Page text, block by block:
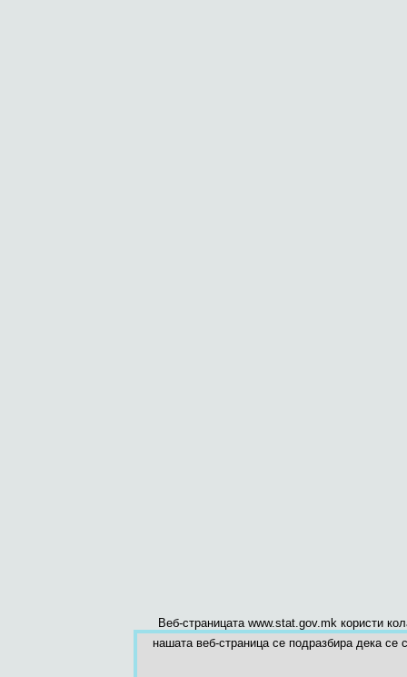
Веб-страницата www.stat.gov.mk користи
нашата веб-страница се подразбира дека се